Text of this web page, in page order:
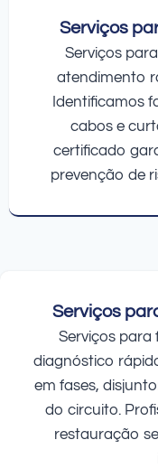
Serviços
Serviços
atendimento
Identificamos
cabos e
certificado
prevenção de
Serviços
Serviços para
diagnóstico
em fases,
do circuito.
restauração